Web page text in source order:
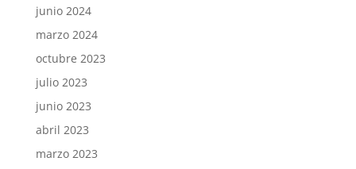
junio 2024
marzo 2024
octubre 2023
julio 2023
junio 2023
abril 2023
marzo 2023